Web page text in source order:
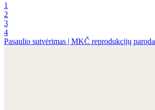
1
2
3
4
Pasaulio sutvėrimas | MKČ reprodukcijų paroda